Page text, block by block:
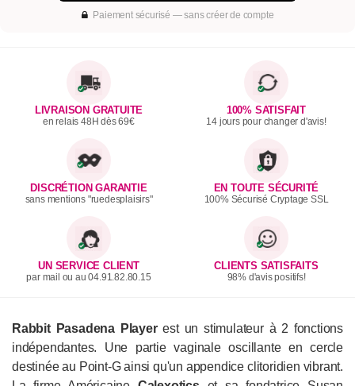
Paiement sécurisé — sans créer de compte
LIVRAISON GRATUITE
en relais 48H dès 69€
100% SATISFAIT
14 jours pour changer d'avis!
DISCRÉTION GARANTIE
sans mentions "ruedesplaisirs"
EN TOUTE SÉCURITÉ
100% Sécurisé Cryptage SSL
UN SERVICE CLIENT
par mail ou au 04.91.82.80.15
CLIENTS SATISFAITS
98% d'avis positifs!
Rabbit Pasadena Playerest un stimulateur à 2 fonctions
indépendantes. Une partie vaginale oscillante en cercle
destinée au Point-G ainsi qu'un appendice clitoridien vibrant.